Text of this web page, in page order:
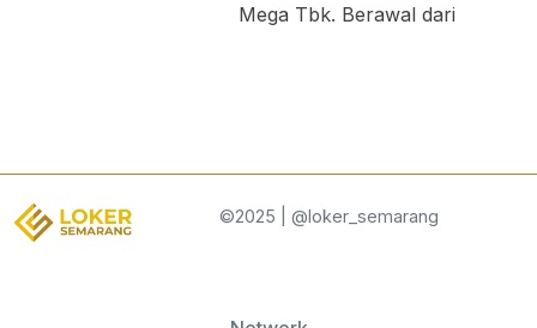
Mega Tbk. Berawal dari
©2025 | @loker_semarang